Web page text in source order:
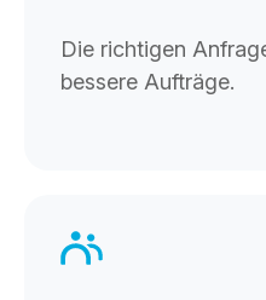
Die richtigen
bessere Aufträge.